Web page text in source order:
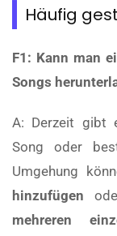
Häufig
F1: Kann man
Songs
A: Derzeit gibt
Song oder
Umgehung
hinzufügen
mehreren